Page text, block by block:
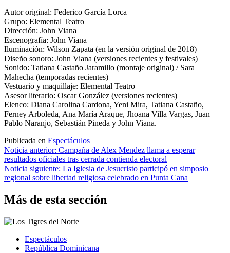
Autor original: Federico García Lorca
Grupo: Elemental Teatro
Dirección: John Viana
Escenografía: John Viana
Iluminación: Wilson Zapata (en la versión original de 2018)
Diseño sonoro: John Viana (versiones recientes y festivales)
Sonido: Tatiana Castaño Jaramillo (montaje original) / Sara
Mahecha (temporadas recientes)
Vestuario y maquillaje: Elemental Teatro
Asesor literario: Oscar González (versiones recientes)
Elenco: Diana Carolina Cardona, Yeni Mira, Tatiana Castaño,
Ferney Arboleda, Ana María Araque, Jhoana Villa Vargas, Juan
Pablo Naranjo, Sebastián Pineda y John Viana.
Publicada en Espectáculos
Navegación
de
entradas
Noticia anterior: Campaña de Alex Mendez llama a esperar
resultados oficiales tras cerrada contienda electoral
Noticia siguiente: La Iglesia de Jesucristo participó en simposio
regional sobre libertad religiosa celebrado en Punta Cana
Más de esta sección
Espectáculos
República Dominicana